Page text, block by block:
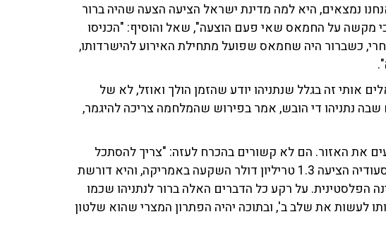
נמצאים, היא למה מדינת ישראל הציעה הצעה שהיה ברור
מקשה על החמאס שאי פעם הוצעה", שאל והוסיף: "הכניסו
כשברור היה שחמאס שפועל מתחילת האירוע להישרדותו,
זה בגלל שנתניהו יודע שהזמן הולך ואוזל, לא של
נתניהו די הובש, אמר בפירוש שהמלחמה צריכה להיגמר,
את האזור. הם לא קשורים בהכרח לעזה: "צריך להסתכל
ברקע לכך שטראמפ ייסע בקרוב לסעודיה, וסעודיה הציעה 1.3 טריליון דולר השקעה באמריקה, והיא דורשת
הפלסטינית. על רקע כל הדברים האלה ברור לנתניהו שכמו
לעשות את שלב ב', ובתוכה יהיה הפתרון המצרי שהוא שלטון